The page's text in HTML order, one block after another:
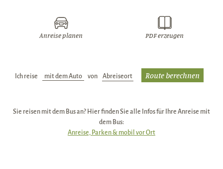
Anreise planen PDF erzeugen
Ich reise Verkehrsmittel: von Abreiseort:
Sie reisen mit dem Bus an? Hier finden Sie alle Infos für Ihre Anreise mit
dem Bus:
Anreise, Parken & mobil vor Ort